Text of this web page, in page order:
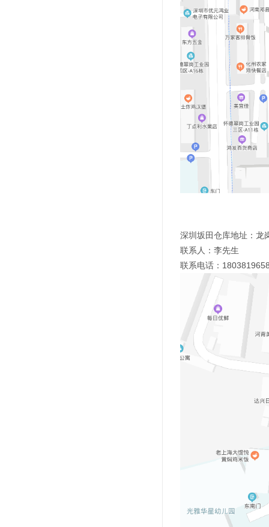
深圳坂田仓库地址：龙
联系人：李先生
联系电话：